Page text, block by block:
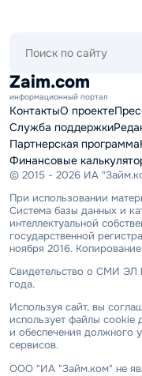
сайту
Zaim.com
информационный портал
КонтактыО проекте
Служба поддержки
Партнерская программа
Финансовые
© 2015 - 2026 ИА
При использовании
Система базы данных и
интеллектуальной
государственной
ноября 2016.
Свидетельство о СМИ ЭЛ
года.
Используя сайт, вы
использует файлы cookie
и обеспечения должного
сервисов.
ООО "ИА "Займ.ком" не